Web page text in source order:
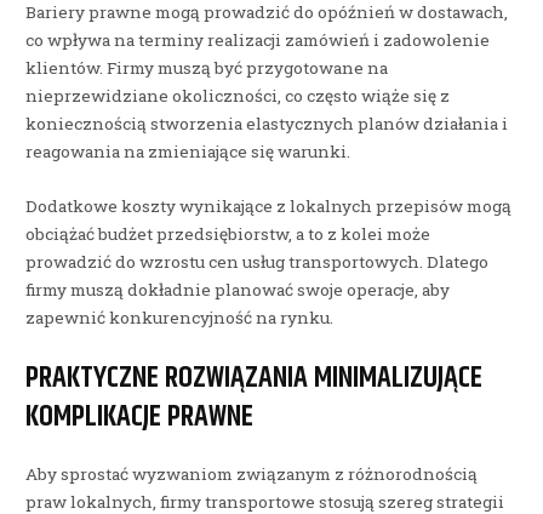
Bariery prawne mogą prowadzić do opóźnień w dostawach,
co wpływa na terminy realizacji zamówień i zadowolenie
klientów. Firmy muszą być przygotowane na
nieprzewidziane okoliczności, co często wiąże się z
koniecznością stworzenia elastycznych planów działania i
reagowania na zmieniające się warunki.
Dodatkowe koszty wynikające z lokalnych przepisów mogą
obciążać budżet przedsiębiorstw, a to z kolei może
prowadzić do wzrostu cen usług transportowych. Dlatego
firmy muszą dokładnie planować swoje operacje, aby
zapewnić konkurencyjność na rynku.
PRAKTYCZNE ROZWIĄZANIA MINIMALIZUJĄCE
KOMPLIKACJE PRAWNE
Aby sprostać wyzwaniom związanym z różnorodnością
praw lokalnych, firmy transportowe stosują szereg strategii